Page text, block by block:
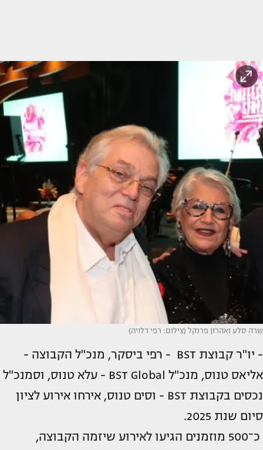
שרה סלע ואהרון פרנקל (צילום: רפי דלויה)
- יו"ר קבוצת BST - רפי ביסקר, מנכ"ל הקבוצה -
אליאס טנוס, מנכ"ל BST Global - עלא טנוס, וסמנכ"ל
נכסים בקבוצת BST - וסים טנוס, אירחו אירוע לציון
סיום שנת 2025.
כ־500 מוזמנים הגיעו לאירוע שיזמה הקבוצה,